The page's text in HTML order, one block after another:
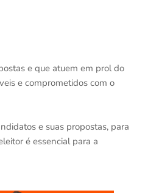
e que atuem em prol do
e comprometidos com o
e suas propostas, para
é essencial para a